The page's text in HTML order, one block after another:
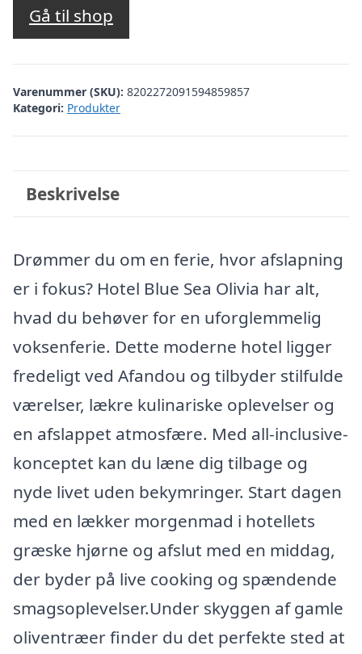
var:
kr. 5.829,84.kr. 5.330,00.
Gå til shop
Varenummer (SKU): 8202272091594859857
Kategori: Produkter
Beskrivelse
Drømmer du om en ferie, hvor afslapning
er i fokus? Hotel Blue Sea Olivia har alt,
hvad du behøver for en uforglemmelig
voksenferie. Dette moderne hotel ligger
fredeligt ved Afandou og tilbyder stilfulde
værelser, lækre kulinariske oplevelser og
en afslappet atmosfære. Med all-inclusive-
konceptet kan du læne dig tilbage og
nyde livet uden bekymringer. Start dagen
med en lækker morgenmad i hotellets
græske hjørne og afslut med en middag,
der byder på live cooking og spændende
smagsoplevelser.Under skyggen af gamle
oliventræer finder du det perfekte sted at